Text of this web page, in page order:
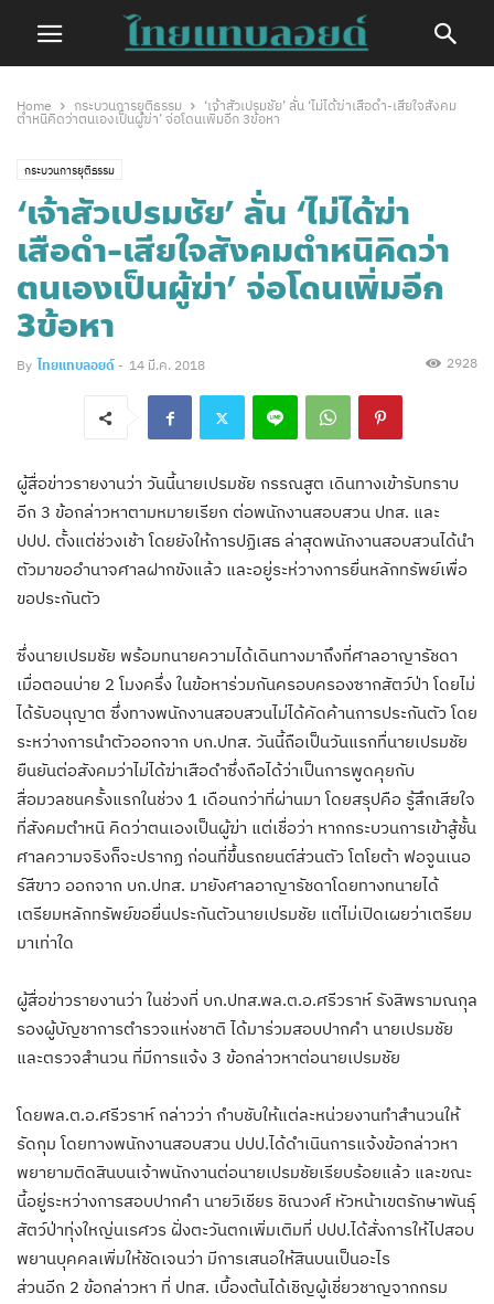
Home กระบวนการยุติธรรม
‘เจ้าสัวเปรมชัย’ ลั่น ‘ไม่ได้ฆ่าเสือดำ-เสียใจสังคม
ตำหนิคิดว่าตนเองเป็นผู้ฆ่า’ จ่อโดนเพิ่มอีก 3ข้อหา
กระบวนการยุติธรรม
‘เจ้าสัวเปรมชัย’ ลั่น ‘ไม่ได้ฆ่า
เสือดำ-เสียใจสังคมตำหนิคิดว่า
ตนเองเป็นผู้ฆ่า’ จ่อโดนเพิ่มอีก
3ข้อหา
By ไทยแทบลอยด์ - 14 มี.ค. 2018 2928
ผู้สื่อข่าวรายงานว่า วันนี้นายเปรมชัย กรรณสูต เดินทางเข้ารับทราบ
อีก 3 ข้อกล่าวหาตามหมายเรียก ต่อพนักงานสอบสวน ปทส. และ
ปปป. ตั้งแต่ช่วงเช้า โดยยังให้การปฏิเสธ ล่าสุดพนักงานสอบสวนได้นำ
ตัวมาขออำนาจศาลฝากขังแล้ว และอยู่ระห่วางการยื่นหลักทรัพย์เพื่อ
ขอประกันตัว
ซึ่งนายเปรมชัย พร้อมทนายความได้เดินทางมาถึงที่ศาลอาญารัชดา
เมื่อตอนบ่าย 2 โมงครึ่ง ในข้อหาร่วมกันครอบครองซากสัตว์ป่า โดยไม่
ได้รับอนุญาต ซึ่งทางพนักงานสอบสวนไม่ได้คัดค้านการประกันตัว โดย
ระหว่างการนำตัวออกจาก บก.ปทส. วันนี้ถือเป็นวันแรกทื่นายเปรมชัย
ยืนยันต่อสังคมว่าไม่ได้ฆ่าเสือดำซึ่งถือได้ว่าเป็นการพูดคุยกับ
สื่อมวลชนครั้งแรกในช่วง 1 เดือนกว่าที่ผ่านมา โดยสรุปคือ รู้สึกเสียใจ
ที่สังคมตำหนิ คิดว่าตนเองเป็นผู้ฆ่า แต่เชื่อว่า หากกระบวนการเข้าสู้ชั้น
ศาลความจริงก็จะปรากฏ ก่อนที่ขึ้นรถยนต์ส่วนตัว โตโยต้า ฟอจูนเนอ
ร์สีขาว ออกจาก บก.ปทส. มายังศาลอาญารัชดาโดยทางทนายได้
เตรียมหลักทรัพย์ขอยื่นประกันตัวนายเปรมชัย แต่ไม่เปิดเผยว่าเตรียม
มาเท่าใด
ผู้สื่อข่าวรายงานว่า ในช่วงที่ บก.ปทส.พล.ต.อ.ศรีวราห์ รังสิพรามณกุล
รองผู้บัญชาการตำรวจแห่งชาติ ได้มาร่วมสอบปากคำ นายเปรมชัย
และตรวจสำนวน ที่มีการแจ้ง 3 ข้อกล่าวหาต่อนายเปรมชัย
โดยพล.ต.อ.ศรีวราห์ กล่าวว่า กำบชับให้แต่ละหน่วยงานทำสำนวนให้
รัดกุม โดยทางพนักงานสอบสวน ปปป.ได้ดำเนินการแจ้งข้อกล่าวหา
พยายามติดสินบนเจ้าพนักงานต่อนายเปรมชัยเรียบร้อยแล้ว และขณะ
นี้อยู่ระหว่างการสอบปากคำ นายวิเชียร ชิณวงศ์ หัวหน้าเขตรักษาพันธุ์
สัตว์ป่าทุ่งใหญ่นเรศวร ฝั่งตะวันตกเพิ่มเติมที่ ปปป.ได้สั่งการให้ไปสอบ
พยานบุคคลเพิ่มให้ชัดเจนว่า มีการเสนอให้สินบนเป็นอะไร
ส่วนอีก 2 ข้อกล่าวหา ที่ ปทส. เบื้องต้นได้เชิญผู้เชี่ยวชาญจากกรม